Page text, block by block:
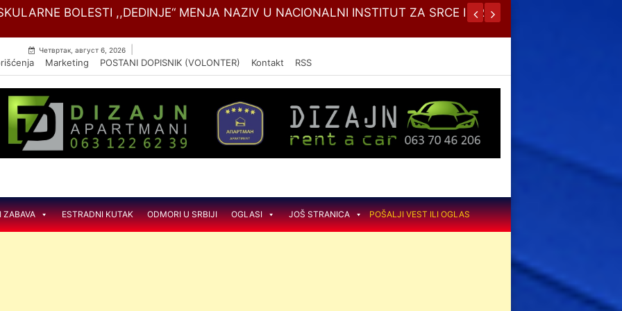
Skip
BOLESTI ,,DEDINJE“ MENJA NAZIV U NACIONALNI INSTITUT ZA SRCE I KRVNE
Четвртак, август 6, 2026
Marketing POSTANI DOPISNIK (VOLONTER) Kontakt RSS
ZABAVA ESTRADNI KUTAK ODMORI U SRBIJI OGLASI JOŠ STRANICA POŠALJI VEST ILI OGLAS